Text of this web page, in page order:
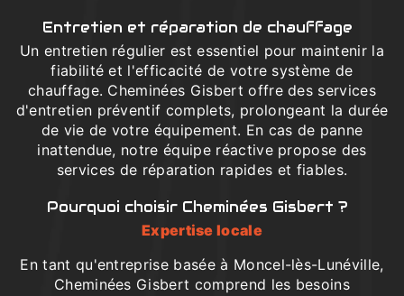
Entretien et réparation de chauffage
Un entretien régulier est essentiel pour maintenir la
fiabilité et l'efficacité de votre système de
chauffage. Cheminées Gisbert offre des services
d'entretien préventif complets, prolongeant la durée
de vie de votre équipement. En cas de panne
inattendue, notre équipe réactive propose des
services de réparation rapides et fiables.
Pourquoi choisir Cheminées Gisbert ?
Expertise locale
En tant qu'entreprise basée à Moncel-lès-Lunéville,
Cheminées Gisbert comprend les besoins